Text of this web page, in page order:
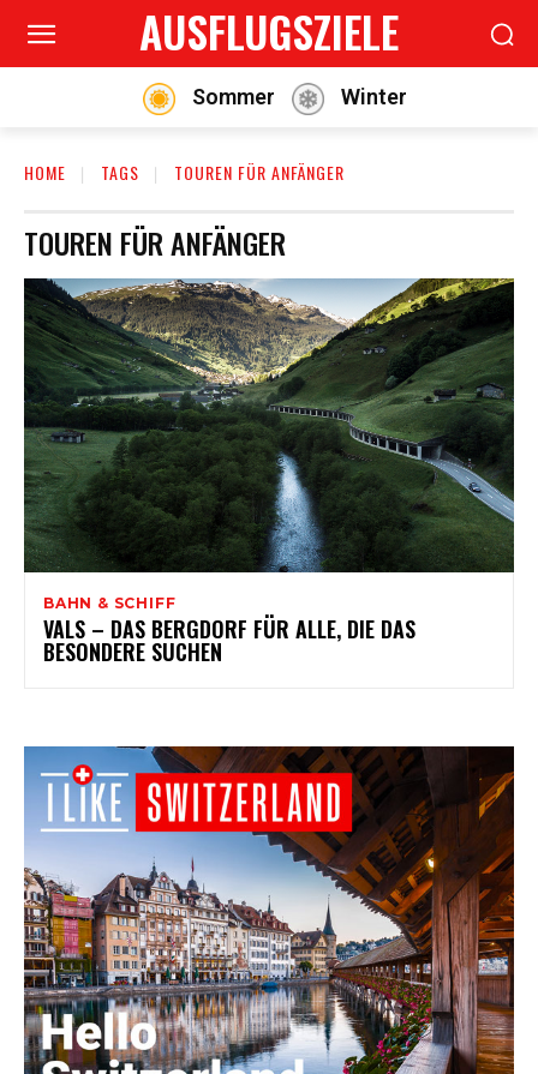
AUSFLUGSZIELE
Sommer Winter
HOME TAGS TOUREN FÜR ANFÄNGER
TOUREN FÜR ANFÄNGER
BAHN & SCHIFF
VALS – DAS BERGDORF FÜR ALLE, DIE DAS
BESONDERE SUCHEN